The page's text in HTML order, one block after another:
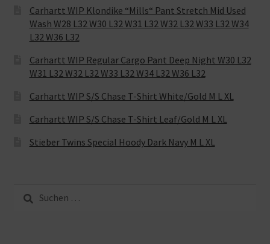
Carhartt WIP Klondike “Mills“ Pant Stretch Mid Used
Wash W28 L32 W30 L32 W31 L32 W32 L32 W33 L32 W34
L32 W36 L32
Carhartt WIP Regular Cargo Pant Deep Night W30 L32
W31 L32 W32 L32 W33 L32 W34 L32 W36 L32
Carhartt WIP S/S Chase T-Shirt White/Gold M L XL
Carhartt WIP S/S Chase T-Shirt Leaf/Gold M L XL
Stieber Twins Special Hoody Dark Navy M L XL
Suche
nach: